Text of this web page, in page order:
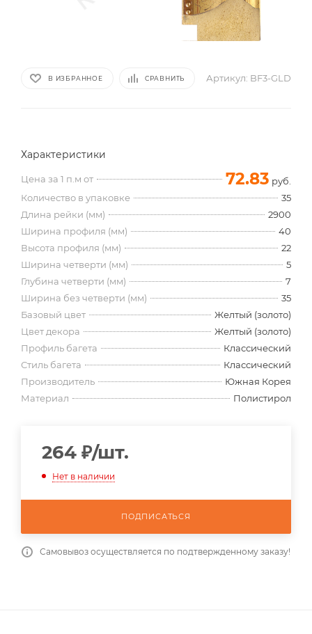
В ИЗБРАННОЕ СРАВНИТЬ Артикул: BF3-GLD
Характеристики
Цена за 1 п.м от 72.83 руб.
Количество в упаковке
35
Длина рейки (мм)
2900
Ширина профиля (мм)
40
Высота профиля (мм)
22
Ширина четверти (мм)
5
Глубина четверти (мм)
7
Ширина без четверти (мм)
35
Базовый цвет
Желтый (золото)
Цвет декора
Желтый (золото)
Профиль багета
Классический
Стиль багета
Классический
Производитель
Южная Корея
Материал
Полистирол
264 ₽/шт.
Нет в наличии
ПОДПИСАТЬСЯ
Самовывоз осуществляется по подтвержденному заказу!